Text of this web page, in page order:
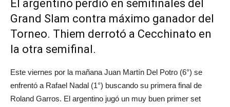
El argentino perdió en semifinales del
Grand Slam contra máximo ganador del
Torneo. Thiem derrotó a Cecchinato en
la otra semifinal.
Este viernes por la mañana Juan Martín Del Potro (6°) se
enfrentó a Rafael Nadal (1°) buscando su primera final de
Roland Garros. El argentino jugó un muy buen primer set